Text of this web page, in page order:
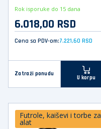
Rok isporuke do 15 dana
6.018,00 RSD
Cena sa PDV-om:7.221,60 RSD
Zatraži ponudu
U korpu
Futrole, kaiševi i torbe za
alat